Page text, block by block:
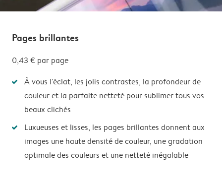
Pages brillantes
0,43 € par page
À vous l'éclat, les jolis contrastes, la profondeur de
couleur et la parfaite netteté pour sublimer tous vos
beaux clichés
Luxueuses et lisses, les pages brillantes donnent aux
images une haute densité de couleur, une gradation
optimale des couleurs et une netteté inégalable